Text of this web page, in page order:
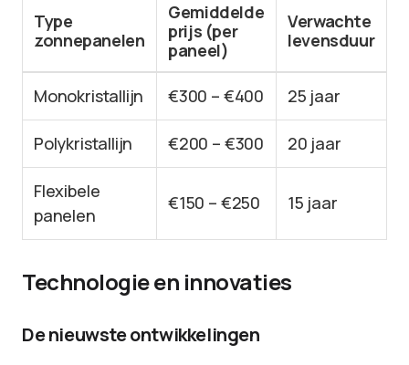
Type
zonnepanelen
Gemiddelde
prijs (per
paneel)
Verwachte
levensduur
Monokristallijn €300 – €400 25 jaar
Polykristallijn €200 – €300 20 jaar
Flexibele
panelen
€150 – €250 15 jaar
Technologie en innovaties
De nieuwste ontwikkelingen